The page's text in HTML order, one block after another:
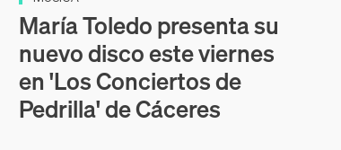
María Toledo presenta su
nuevo disco este viernes
en 'Los Conciertos de
Pedrilla' de Cáceres